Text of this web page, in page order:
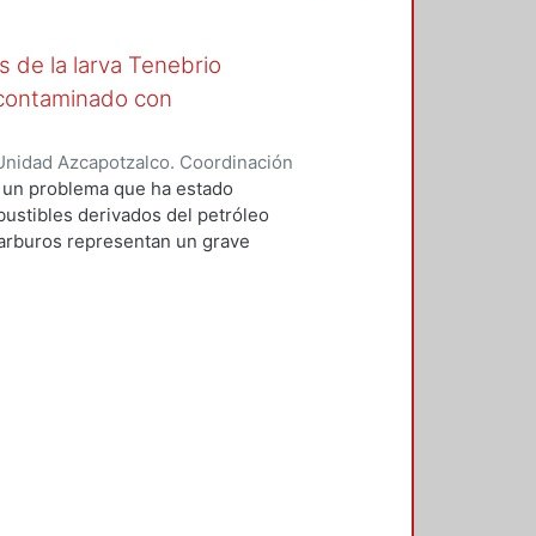
de la larva Tenebrio
con
Azcapotzalco. Coordinación
José Alfredo
problema que ha estado
derivados del petróleo
representan un grave